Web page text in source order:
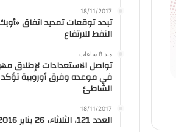
18/11/2017
تبدد توقعات تمديد اتفاق
النفط للارتفاع
منذ 8 ساعات
تواصل الاستعدادات لإطلاق
في موعده وفرق أوروبية
الشاطئ
18/11/2017
العدد 121، الثلاثاء، 26 يناير 2016